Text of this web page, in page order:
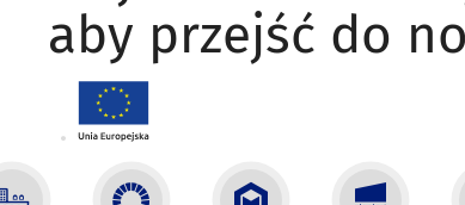
aby przejść do